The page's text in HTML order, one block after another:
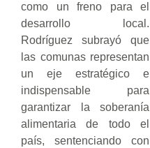
como un freno para el
desarrollo local.
Rodríguez subrayó que
las comunas representan
un eje estratégico e
indispensable para
garantizar la soberanía
alimentaria de todo el
país, sentenciando con